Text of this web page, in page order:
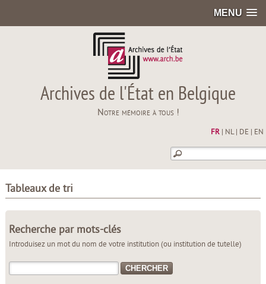
MENU
Archives de l'État en Belgique
Notre mémoire à tous !
FR| NL| DE EN
Tableaux de tri
Recherche par mots-clés
Introduisez un mot du nom de votre institution (ou institution de tutelle)